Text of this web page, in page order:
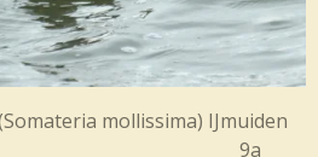
Somateria mollissima) IJmuiden
11-2012. 9a